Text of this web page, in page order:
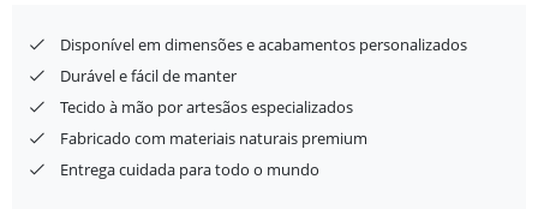
Disponível em dimensões e acabamentos personalizados
Durável e fácil de manter
Tecido à mão por artesãos especializados
Fabricado com materiais naturais premium
Entrega cuidada para todo o mundo